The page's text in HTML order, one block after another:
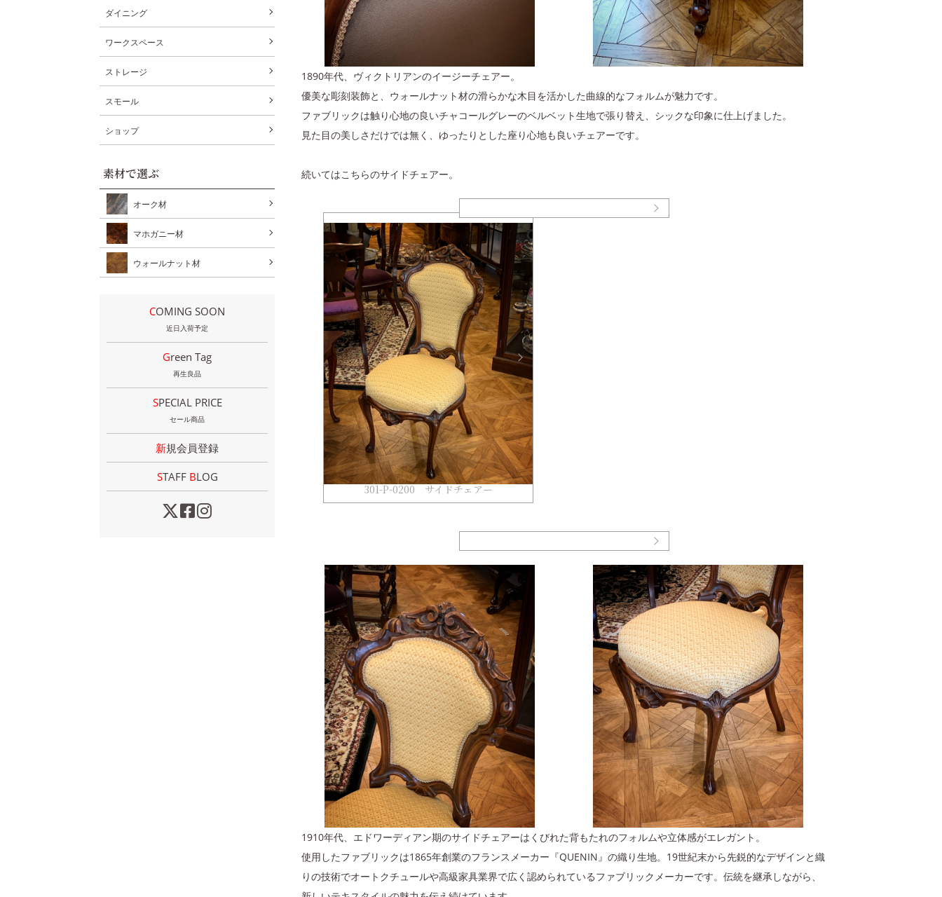
1890年代、ヴィクトリアンのイージーチェアー。
優美な彫刻装飾と、ウォールナット材の滑らかな木目を活かした曲線的なフォルムが魅力です。
ファブリックは触り心地の良いチャコールグレーのベルベット生地で張り替え、シックな印象に仕上げました。
見た目の美しさだけでは無く、ゆったりとした座り心地も良いチェアーです。
続いてはこちらのサイドチェアー。
301-P-0200 サイドチェアー
1910年代、エドワーディアン期のサイドチェアーはくびれた背もたれのフォルムや立体感がエレガント。
使用したファブリックは1865年創業のフランスメーカー『QUENIN』の織り生地。19世紀末から先鋭的なデザインと織
りの技術でオートクチュールや高級家具業界で広く認められているファブリックメーカーです。伝統を継承しながら、
ダイニング
ワークスペース
ストレージ
スモール
ショップ
素材で選ぶ
オーク材
マホガニー材
ウォールナット材
COMING SOON
近日入荷予定
Green Tag
再生良品
SPECIAL PRICE
セール商品
新規会員登録
STAFF BLOG